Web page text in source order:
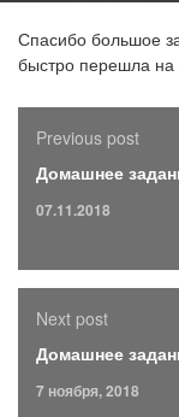
Спасибо большое
быстро перешла на
Previous post
Домашнее
07.11.2018
Next post
Домашнее
7 ноября, 2018